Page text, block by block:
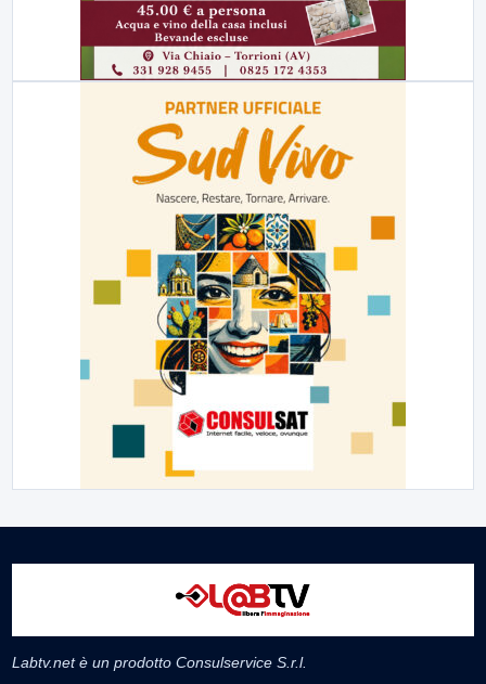
Labtv.net è un prodotto Consulservice S.r.l.